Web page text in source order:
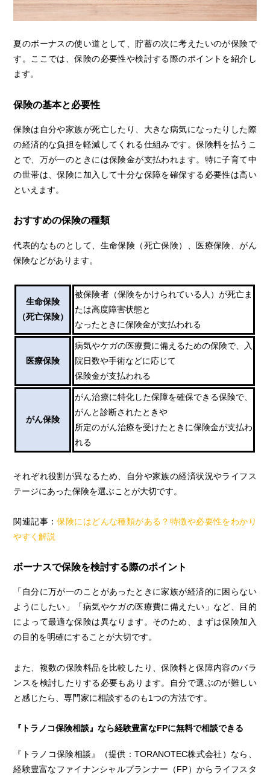
夏のボーナスの使い道として、貯蓄の次に考えたいのが保険で
す。ここでは、保険の必要性や検討する際のポイントを紹介し
ます。
保険の基本と必要性
保険は自分や家族が死亡したり、大きな病気になったりした際
の経済的な負担を軽減してくれる仕組みです。保険料を払うこ
とで、万が一のときには保険金が支払われます。特に子育て中
の世帯は、保険に加入して十分な保障を確保する必要性は高い
といえます。
おすすめの保険の種類
代表的なものとして、生命保険（死亡保険）、医療保険、がん
保険などがあります。
生命保険
（死亡保険）
被保険者（保険をかけられている人）が死亡ま
たは高度障害状態と
なったときに保険金が支払われる
医療保険
病気やケガの医療費に備えるための保険で、入
院日数や手術などに応じて
保険金が支払われる
がん保険
がん治療に特化した保障を確保できる保険で、
がんと診断されたときや
所定のがん治療を受けたときに保険金が支払わ
れる
それぞれ役割が異なるため、自分や家族の経済状況やライフス
テージにあった保険を選ぶことが大切です。
関連記事：保険にはどんな種類がある？特徴や必要性をわかり
やすく解説
ボーナスで保険を検討する際のポイント
「自分に万が一のことがあったときに家族が経済的に困らない
ようにしたい」「病気やケガの医療費に備えたい」など、目的
によって最適な保険は異なります。そのため、まずは保険加入
の目的を明確にすることが大切です。
また、複数の保険料品を比較したり、保険料と保障内容のバラ
ンスを検討したりする必要もあります。自分で選ぶのが難しい
と感じたら、専門家に相談するのも1つの方法です。
『トラノコ保険相談』なら経験豊富なFPに無料で相談できる
『トラノコ保険相談』（提供：TORANOTEC株式会社）なら、
経験豊富なファイナンシャルプランナー（FP）からライフスタ